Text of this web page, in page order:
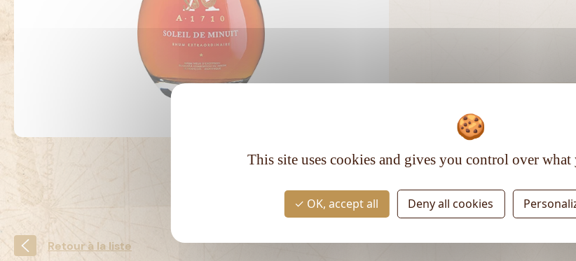
Matière première :
Type de rhum :
Retour à la liste
This site uses cookies and gives you control over
OK, accept all Deny all cookies